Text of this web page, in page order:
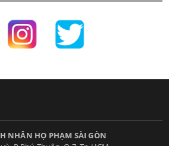
NHÂN HỌ PHẠM SÀI GÒN